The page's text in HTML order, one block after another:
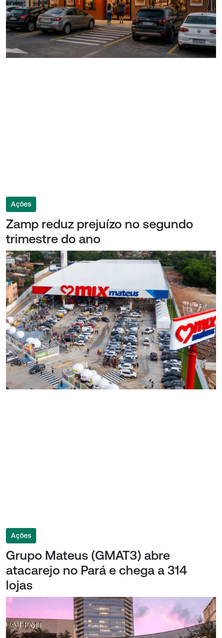
Ações
Zamp reduz prejuízo no segundo
trimestre do ano
Ações
Grupo Mateus (GMAT3) abre
atacarejo no Pará e chega a 314
lojas